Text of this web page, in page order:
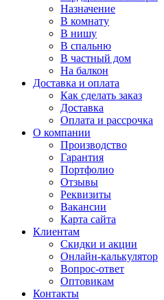
Назначение
В комнату
В нишу
В спальню
В частный дом
На балкон
Доставка и оплата
Как сделать заказ
Доставка
Оплата и рассрочка
О компании
Производство
Гарантия
Портфолио
Отзывы
Реквизиты
Вакансии
Карта сайта
Клиентам
Скидки и акции
Онлайн-калькулятор
Вопрос-ответ
Оптовикам
Контакты